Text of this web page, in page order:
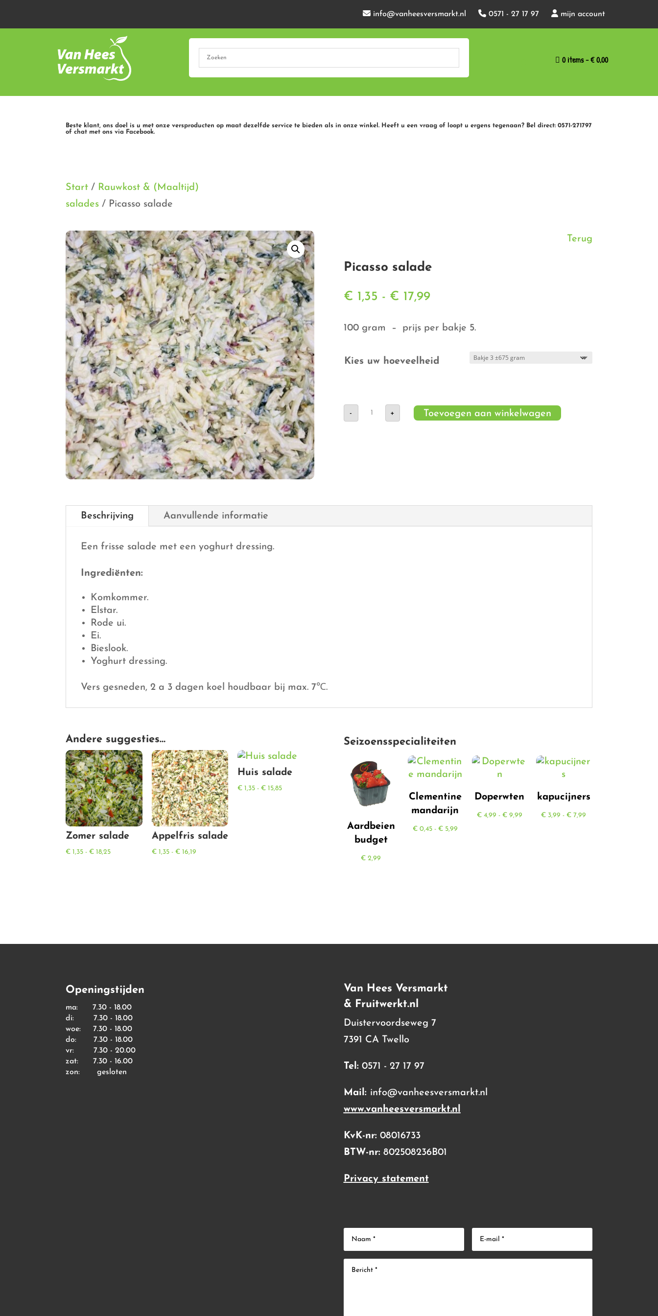
info@vanheesversmarkt.nl 0571 - 27 17 97 mijn account
0 items € 0,00
Beste klant, ons doel is u met onze versproducten op maat dezelfde service te bieden als in onze winkel. Heeft u een vraag of loopt u ergens tegenaan? Bel direct: 0571-271797
of chat met ons via Facebook.
Start / Rauwkost & (Maaltijd)
salades / Picasso salade
Terug
Picasso salade
€ 1,35 - € 17,99Prijsklasse:
tot
100 gram – prijs per bakje 5.
Kies uw hoeveelheid
-
Picasso
salade
+ Toevoegen aan winkelwagen
Beschrijving Aanvullende informatie
Een frisse salade met een yoghurt dressing.
Ingrediënten:
Komkommer.
Elstar.
Rode ui.
Ei.
Bieslook.
Yoghurt dressing.
Vers gesneden, 2 a 3 dagen koel houdbaar bij max. 7℃.
Andere suggesties…
Zomer salade
€ 1,35 - € 18,25Prijsklasse:
Appelfris salade
€1,35 - €16,19Prijsklasse:
Huis salade
€ 1,35 - € 15,85Prijsklasse:
Seizoensspecialiteiten
Aardbeien
budget
€ 2,99
Clementine
mandarijn
€0,45 - €5,99Prijsklasse:
Doperwten
€4,99 - €9,99Prijsklasse:
kapucijners
€ 3,99 - € 7,99
Openingstijden
ma: 7.30 - 18.00
di: 7.30 - 18.00
woe: 7.30 - 18.00
do: 7.30 - 18.00
vr: 7.30 - 20.00
zat: 7.30 - 16.00
zon: gesloten
Van Hees Versmarkt
& Fruitwerkt.nl
Duistervoordseweg 7
7391 CA Twello
Tel: 0571 - 27 17 97
Mail: info@vanheesversmarkt.nl
www.vanheesversmarkt.nl
KvK-nr: 08016733
BTW-nr: 802508236B01
Privacy statement